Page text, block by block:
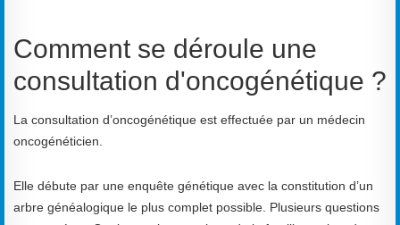
Comment se déroule une
consultation d'oncogénétique ?
La consultation d’oncogénétique est effectuée par un médecin
oncogénéticien.
Elle débute par une enquête génétique avec la constitution d’un
arbre généalogique le plus complet possible. Plusieurs questions